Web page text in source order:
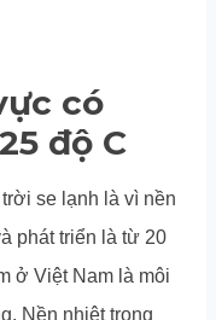
có
độ C
se lạnh là vì nền
phát triển là từ 20
ở Việt Nam là môi
Nền nhiệt trong